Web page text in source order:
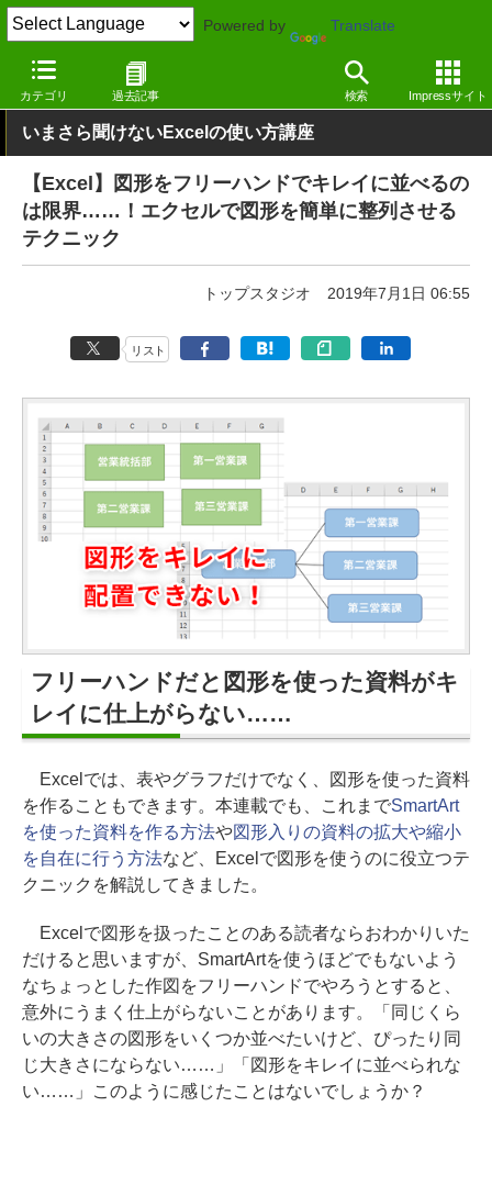
Powered by Translate
カテゴリ 過去記事 検索 Impressサイト
窓の杜 オフィス・ドキュメント Windows
いまさら聞けないExcelの使い方講座
【Excel】図形をフリーハンドでキレイに並べるの
は限界……！エクセルで図形を簡単に整列させる
テクニック
トップスタジオ 2019年7月1日 06:55
リスト
フリーハンドだと図形を使った資料がキ
レイに仕上がらない……
Excelでは、表やグラフだけでなく、図形を使った資料
を作ることもできます。本連載でも、これまでSmartArt
を使った資料を作る方法や図形入りの資料の拡大や縮小
を自在に行う方法など、Excelで図形を使うのに役立つテ
クニックを解説してきました。
Excelで図形を扱ったことのある読者ならおわかりいた
だけると思いますが、SmartArtを使うほどでもないよう
なちょっとした作図をフリーハンドでやろうとすると、
意外にうまく仕上がらないことがあります。「同じくら
いの大きさの図形をいくつか並べたいけど、ぴったり同
じ大きさにならない……」「図形をキレイに並べられな
い……」このように感じたことはないでしょうか？